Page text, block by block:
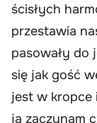
ścisłych
przestawia
pasowały do
się jak gość
jest w kropce
ja zaczynam